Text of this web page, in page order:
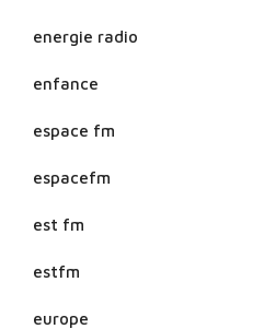
energie radio
enfance
espace fm
espacefm
est fm
estfm
europe